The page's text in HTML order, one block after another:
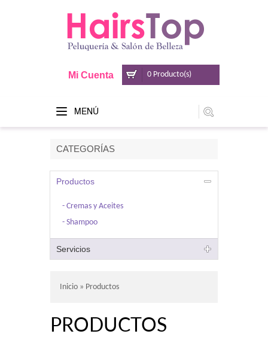
0 Producto(s)
Mi Cuenta
MENÚ
CATEGORÍAS
Productos
Cremas y Aceites
Shampoo
Servicios
Inicio » Productos
PRODUCTOS